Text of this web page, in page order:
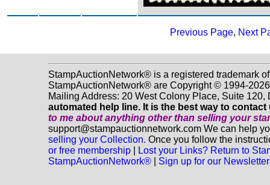
Previous Page, Next
StampAuctionNetwork® is a registered trademark
StampAuctionNetwork® are Copyright © 1994-
Mailing Address: 20 West Colony Place, Suite
automated help line. It is the best way to
to me about anything otherthan selling your
support@stampauctionnetwork.com We can help
selling your Collection. Once you follow the
or free membership
Lost your Links? Return to
StampAuctionNetwork®
Sign up for our Newsletter